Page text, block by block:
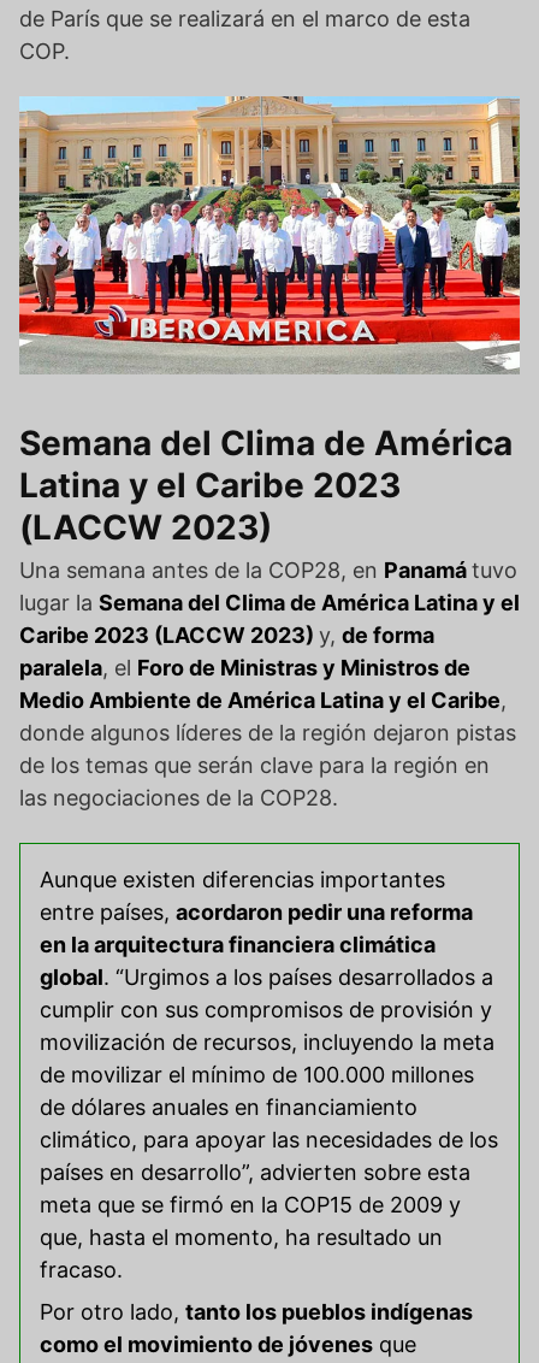
de París que se realizará en el marco de esta
COP.
Semana del Clima de América
Latina y el Caribe 2023
(LACCW 2023)
Una semana antes de la COP28, en Panamátuvo
lugar la Semana del Clima de América Latina y el
Caribe 2023 (LACCW 2023) y, de forma
paralela, el Foro de Ministras y Ministros de
Medio Ambiente de América Latina y el Caribe,
donde algunos líderes de la región dejaron pistas
de los temas que serán clave para la región en
las negociaciones de la COP28.
Aunque existen diferencias importantes
entre países, acordaron pedir una reforma
en la arquitectura financiera climática
global. “Urgimos a los países desarrollados a
cumplir con sus compromisos de provisión y
movilización de recursos, incluyendo la meta
de movilizar el mínimo de 100.000 millones
de dólares anuales en financiamiento
climático, para apoyar las necesidades de los
países en desarrollo”, advierten sobre esta
meta que se firmó en la COP15 de 2009 y
que, hasta el momento, ha resultado un
fracaso.
Por otro lado, tanto los pueblos indígenas
como el movimiento de jóvenes que